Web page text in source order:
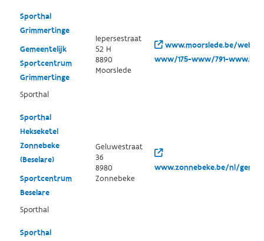
Sporthal
Grimmertinge
Gemeentelijk
Sportcentrum
Grimmertinge
Sporthal
Iepersestraat
52 H
8890
Moorslede
www.moorslede.be/
www/175-www/791-
Sporthal
Hekseketel
Zonnebeke
(Beselare)
Sportcentrum
Beselare
Sporthal
Geluwestraat
36
8980
Zonnebeke
www.zonnebeke.be/nl/
Sporthal